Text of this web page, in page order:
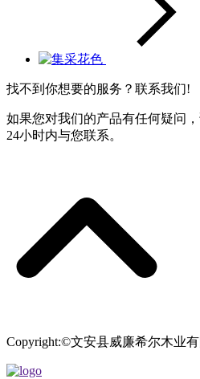
找不到你想要的服务？联系我们!
如果您对我们的产品有任何疑问
24小时内与您联系。
Copyright:©文安县威廉希尔木业有